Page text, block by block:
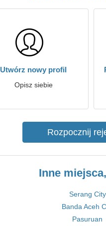
Utwórz nowy profil
Opisz siebie
Rozpocznij
Inne
Serang City
Banda Aceh
Pasuruan